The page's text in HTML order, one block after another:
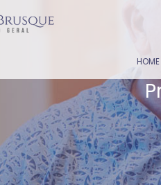
HOME